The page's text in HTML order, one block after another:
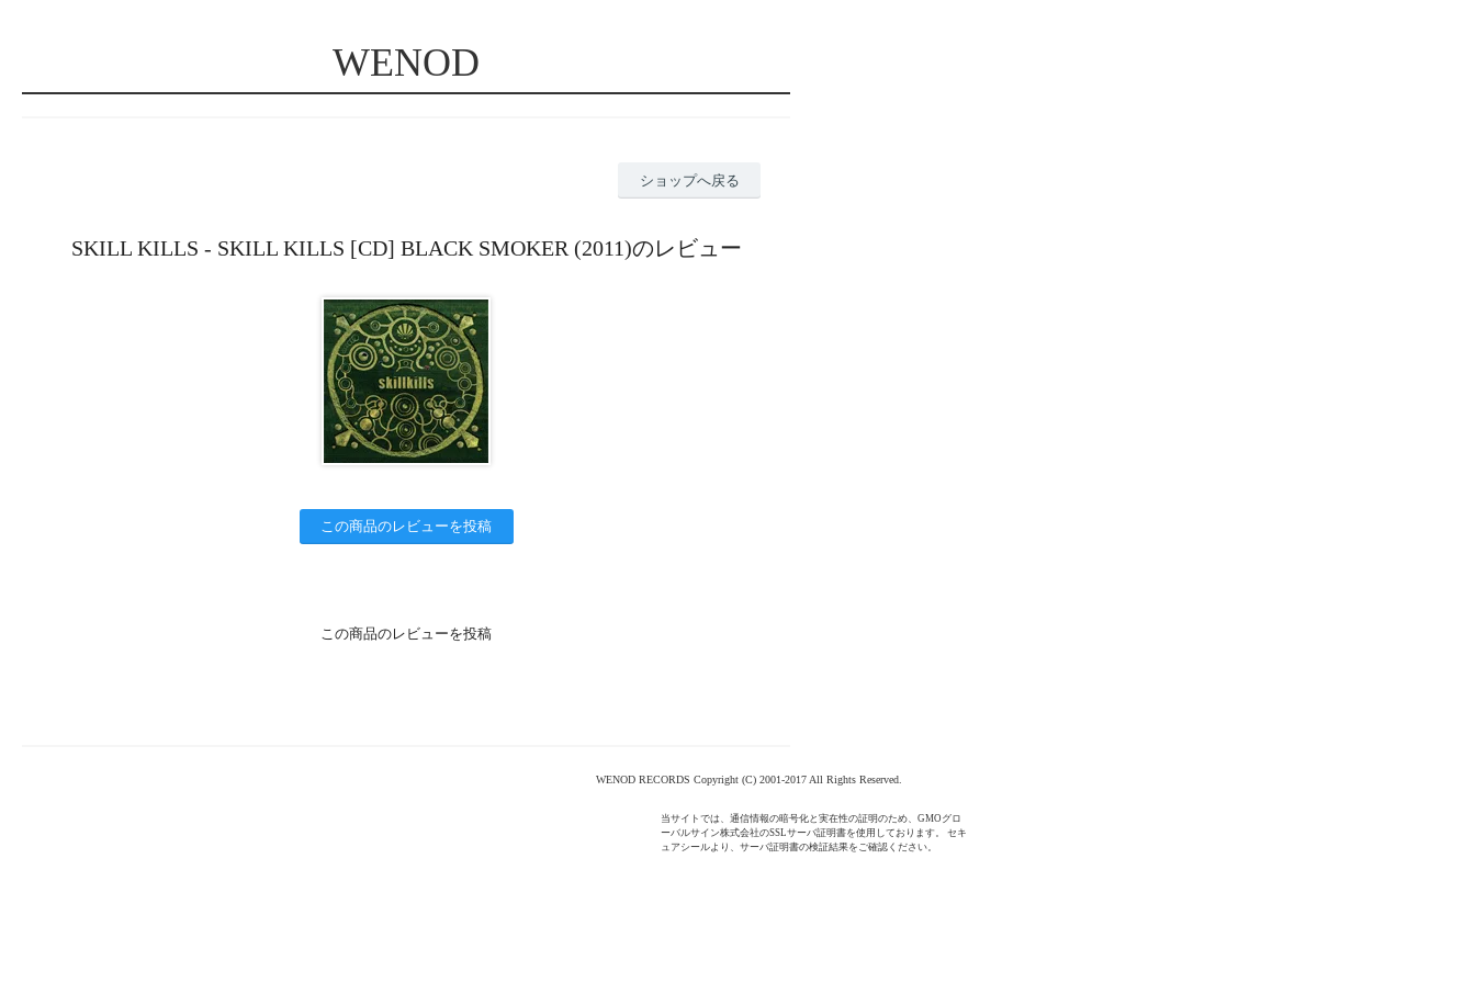
WENOD
ショップへ戻る
SKILL KILLS - SKILL KILLS [CD] BLACK SMOKER (2011)のレビュー
この商品のレビューを投稿
この商品のレビューを投稿
WENOD RECORDS Copyright (C) 2001-2017 All Rights Reserved.
当サイトでは、通信情報の暗号化と実在性の証明のため、GMOグロ
ーバルサイン株式会社のSSLサーバ証明書を使用しております。 セキ
ュアシールより、サーバ証明書の検証結果をご確認ください。